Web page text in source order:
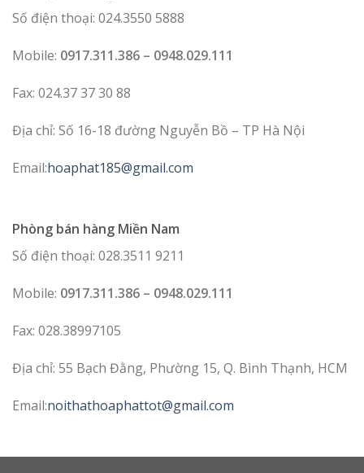
Số điện thoại: 024.3550 5888
Mobile: 0917.311.386 – 0948.029.111
Fax: 024.37 37 30 88
Địa chỉ: Số 16-18 đường Nguyễn Bồ – TP Hà Nội
Email:hoaphat185@gmail.com
Phòng bán hàng Miền Nam
Số điện thoại: 028.3511 9211
Mobile: 0917.311.386 – 0948.029.111
Fax: 028.38997105
Địa chỉ: 55 Bạch Đằng, Phường 15, Q. Bình Thạnh, HCM
Email:noithathoaphattot@gmail.com